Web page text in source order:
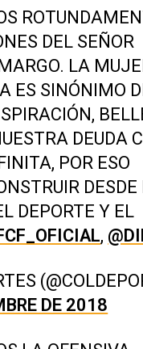
DEL SEÑOR
LA
ES SINÓNIMO
DEUDA
POR ESO
DESDE
DEPORTE Y EL
,
DE 2018